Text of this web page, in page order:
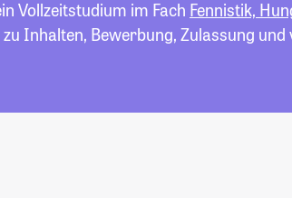
Vollzeitstudium im Fach Fennistik,
Inhalten, Bewerbung, Zulassung